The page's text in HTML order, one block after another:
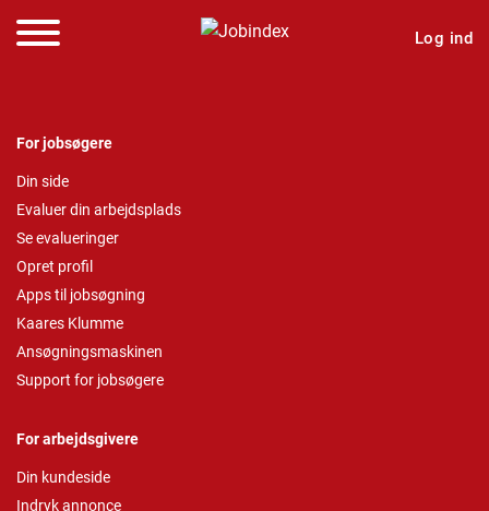
Log ind
For jobsøgere
Din side
Evaluer din arbejdsplads
Se evalueringer
Opret profil
Apps til jobsøgning
Kaares Klumme
Ansøgningsmaskinen
Support for jobsøgere
For arbejdsgivere
Din kundeside
Indryk annonce